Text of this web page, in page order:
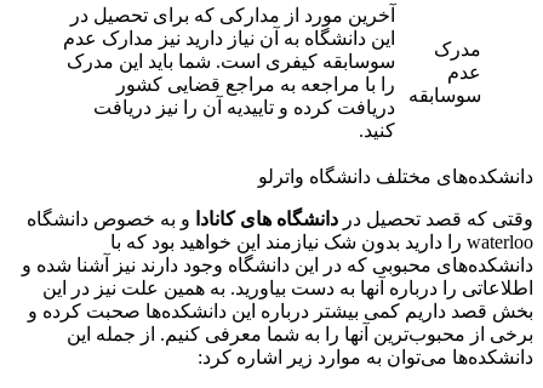
مدرک
عدم
سوسابقه
آخرین مورد از مدارکی که برای تحصیل در
این دانشگاه به آن نیاز دارید نیز مدارک عدم
سوسابقه کیفری است. شما باید این مدرک
را با مراجعه به مراجع قضایی کشور
دریافت کرده و تاییدیه آن را نیز دریافت
کنید.
دانشکده‌های مختلف دانشگاه واترلو
وقتی که قصد تحصیل در دانشگاه های کانادا و به خصوص دانشگاه
waterloo را دارید بدون شک نیازمند این خواهید بود که با
دانشکده‌های محبوبی که در این دانشگاه وجود دارند نیز آشنا شده و
اطلاعاتی را درباره آنها به دست بیاورید. به همین علت نیز در این
بخش قصد داریم کمی بیشتر درباره این دانشکده‌ها صحبت کرده و
برخی از محبوب‌ترین آنها را به شما معرفی کنیم. از جمله این
دانشکده‌ها می‌توان به موارد زیر اشاره کرد: